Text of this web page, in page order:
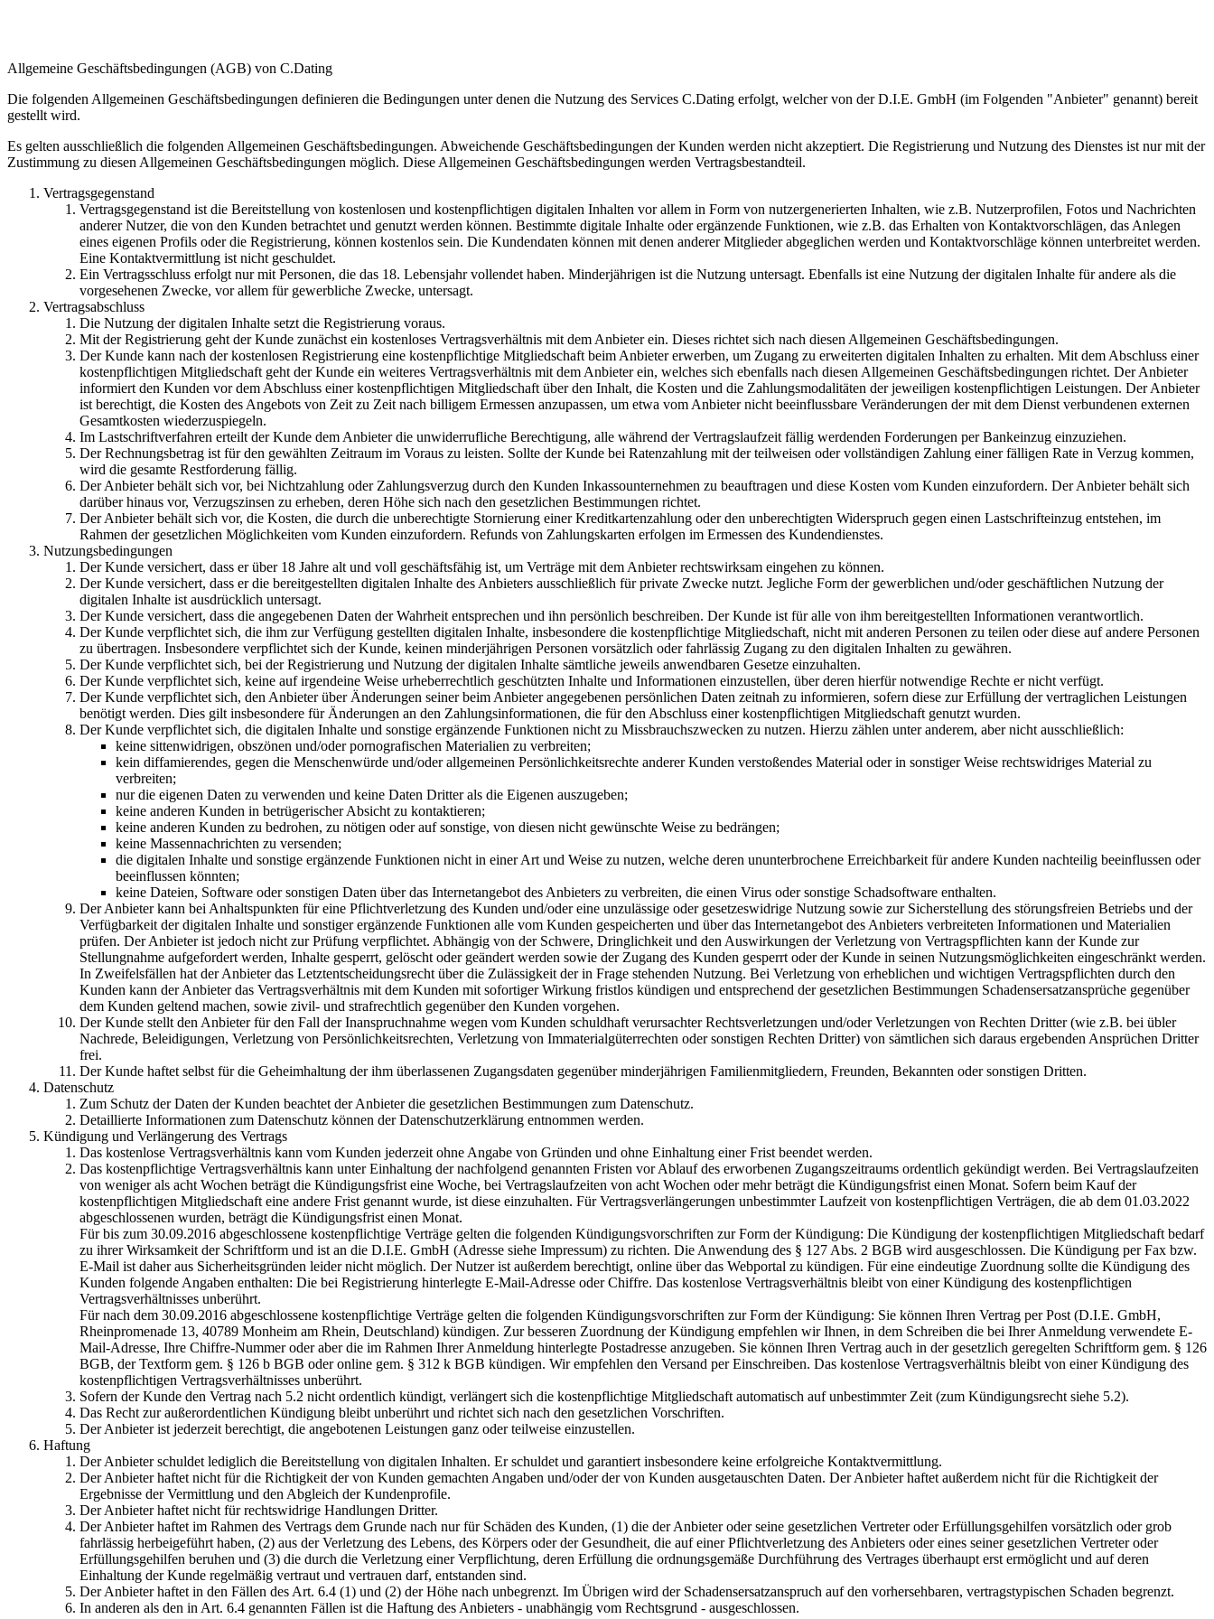
Allgemeine Geschäftsbedingungen (AGB) von C.Dating
Die folgenden Allgemeinen Geschäftsbedingungen definieren die Bedingungen unter denen die Nutzung des Services C.Dating erfolgt, welcher von der D.I.E. GmbH (im Folgenden "Anbieter" genannt) bereit
gestellt wird.
Es gelten ausschließlich die folgenden Allgemeinen Geschäftsbedingungen. Abweichende Geschäftsbedingungen der Kunden werden nicht akzeptiert. Die Registrierung und Nutzung des Dienstes ist nur mit der
Zustimmung zu diesen Allgemeinen Geschäftsbedingungen möglich. Diese Allgemeinen Geschäftsbedingungen werden Vertragsbestandteil.
Vertragsgegenstand
Vertragsgegenstand ist die Bereitstellung von kostenlosen und kostenpflichtigen digitalen Inhalten vor allem in Form von nutzergenerierten Inhalten, wie z.B. Nutzerprofilen, Fotos und Nachrichten
anderer Nutzer, die von den Kunden betrachtet und genutzt werden können. Bestimmte digitale Inhalte oder ergänzende Funktionen, wie z.B. das Erhalten von Kontaktvorschlägen, das Anlegen
eines eigenen Profils oder die Registrierung, können kostenlos sein. Die Kundendaten können mit denen anderer Mitglieder abgeglichen werden und Kontaktvorschläge können unterbreitet werden.
Eine Kontaktvermittlung ist nicht geschuldet.
Ein Vertragsschluss erfolgt nur mit Personen, die das 18. Lebensjahr vollendet haben. Minderjährigen ist die Nutzung untersagt. Ebenfalls ist eine Nutzung der digitalen Inhalte für andere als die
vorgesehenen Zwecke, vor allem für gewerbliche Zwecke, untersagt.
Vertragsabschluss
Die Nutzung der digitalen Inhalte setzt die Registrierung voraus.
Mit der Registrierung geht der Kunde zunächst ein kostenloses Vertragsverhältnis mit dem Anbieter ein. Dieses richtet sich nach diesen Allgemeinen Geschäftsbedingungen.
Der Kunde kann nach der kostenlosen Registrierung eine kostenpflichtige Mitgliedschaft beim Anbieter erwerben, um Zugang zu erweiterten digitalen Inhalten zu erhalten. Mit dem Abschluss einer
kostenpflichtigen Mitgliedschaft geht der Kunde ein weiteres Vertragsverhältnis mit dem Anbieter ein, welches sich ebenfalls nach diesen Allgemeinen Geschäftsbedingungen richtet. Der Anbieter
informiert den Kunden vor dem Abschluss einer kostenpflichtigen Mitgliedschaft über den Inhalt, die Kosten und die Zahlungsmodalitäten der jeweiligen kostenpflichtigen Leistungen. Der Anbieter
ist berechtigt, die Kosten des Angebots von Zeit zu Zeit nach billigem Ermessen anzupassen, um etwa vom Anbieter nicht beeinflussbare Veränderungen der mit dem Dienst verbundenen externen
Gesamtkosten wiederzuspiegeln.
Im Lastschriftverfahren erteilt der Kunde dem Anbieter die unwiderrufliche Berechtigung, alle während der Vertragslaufzeit fällig werdenden Forderungen per Bankeinzug einzuziehen.
Der Rechnungsbetrag ist für den gewählten Zeitraum im Voraus zu leisten. Sollte der Kunde bei Ratenzahlung mit der teilweisen oder vollständigen Zahlung einer fälligen Rate in Verzug kommen,
wird die gesamte Restforderung fällig.
Der Anbieter behält sich vor, bei Nichtzahlung oder Zahlungsverzug durch den Kunden Inkassounternehmen zu beauftragen und diese Kosten vom Kunden einzufordern. Der Anbieter behält sich
darüber hinaus vor, Verzugszinsen zu erheben, deren Höhe sich nach den gesetzlichen Bestimmungen richtet.
Der Anbieter behält sich vor, die Kosten, die durch die unberechtigte Stornierung einer Kreditkartenzahlung oder den unberechtigten Widerspruch gegen einen Lastschrifteinzug entstehen, im
Rahmen der gesetzlichen Möglichkeiten vom Kunden einzufordern. Refunds von Zahlungskarten erfolgen im Ermessen des Kundendienstes.
Nutzungsbedingungen
Der Kunde versichert, dass er über 18 Jahre alt und voll geschäftsfähig ist, um Verträge mit dem Anbieter rechtswirksam eingehen zu können.
Der Kunde versichert, dass er die bereitgestellten digitalen Inhalte des Anbieters ausschließlich für private Zwecke nutzt. Jegliche Form der gewerblichen und/oder geschäftlichen Nutzung der
digitalen Inhalte ist ausdrücklich untersagt.
Der Kunde versichert, dass die angegebenen Daten der Wahrheit entsprechen und ihn persönlich beschreiben. Der Kunde ist für alle von ihm bereitgestellten Informationen verantwortlich.
Der Kunde verpflichtet sich, die ihm zur Verfügung gestellten digitalen Inhalte, insbesondere die kostenpflichtige Mitgliedschaft, nicht mit anderen Personen zu teilen oder diese auf andere Personen
zu übertragen. Insbesondere verpflichtet sich der Kunde, keinen minderjährigen Personen vorsätzlich oder fahrlässig Zugang zu den digitalen Inhalten zu gewähren.
Der Kunde verpflichtet sich, bei der Registrierung und Nutzung der digitalen Inhalte sämtliche jeweils anwendbaren Gesetze einzuhalten.
Der Kunde verpflichtet sich, keine auf irgendeine Weise urheberrechtlich geschützten Inhalte und Informationen einzustellen, über deren hierfür notwendige Rechte er nicht verfügt.
Der Kunde verpflichtet sich, den Anbieter über Änderungen seiner beim Anbieter angegebenen persönlichen Daten zeitnah zu informieren, sofern diese zur Erfüllung der vertraglichen Leistungen
benötigt werden. Dies gilt insbesondere für Änderungen an den Zahlungsinformationen, die für den Abschluss einer kostenpflichtigen Mitgliedschaft genutzt wurden.
Der Kunde verpflichtet sich, die digitalen Inhalte und sonstige ergänzende Funktionen nicht zu Missbrauchszwecken zu nutzen. Hierzu zählen unter anderem, aber nicht ausschließlich:
keine sittenwidrigen, obszönen und/oder pornografischen Materialien zu verbreiten;
kein diffamierendes, gegen die Menschenwürde und/oder allgemeinen Persönlichkeitsrechte anderer Kunden verstoßendes Material oder in sonstiger Weise rechtswidriges Material zu
verbreiten;
nur die eigenen Daten zu verwenden und keine Daten Dritter als die Eigenen auszugeben;
keine anderen Kunden in betrügerischer Absicht zu kontaktieren;
keine anderen Kunden zu bedrohen, zu nötigen oder auf sonstige, von diesen nicht gewünschte Weise zu bedrängen;
keine Massennachrichten zu versenden;
die digitalen Inhalte und sonstige ergänzende Funktionen nicht in einer Art und Weise zu nutzen, welche deren ununterbrochene Erreichbarkeit für andere Kunden nachteilig beeinflussen oder
beeinflussen könnten;
keine Dateien, Software oder sonstigen Daten über das Internetangebot des Anbieters zu verbreiten, die einen Virus oder sonstige Schadsoftware enthalten.
Der Anbieter kann bei Anhaltspunkten für eine Pflichtverletzung des Kunden und/oder eine unzulässige oder gesetzeswidrige Nutzung sowie zur Sicherstellung des störungsfreien Betriebs und der
Verfügbarkeit der digitalen Inhalte und sonstiger ergänzende Funktionen alle vom Kunden gespeicherten und über das Internetangebot des Anbieters verbreiteten Informationen und Materialien
prüfen. Der Anbieter ist jedoch nicht zur Prüfung verpflichtet. Abhängig von der Schwere, Dringlichkeit und den Auswirkungen der Verletzung von Vertragspflichten kann der Kunde zur
Stellungnahme aufgefordert werden, Inhalte gesperrt, gelöscht oder geändert werden sowie der Zugang des Kunden gesperrt oder der Kunde in seinen Nutzungsmöglichkeiten eingeschränkt werden.
In Zweifelsfällen hat der Anbieter das Letztentscheidungsrecht über die Zulässigkeit der in Frage stehenden Nutzung. Bei Verletzung von erheblichen und wichtigen Vertragspflichten durch den
Kunden kann der Anbieter das Vertragsverhältnis mit dem Kunden mit sofortiger Wirkung fristlos kündigen und entsprechend der gesetzlichen Bestimmungen Schadensersatzansprüche gegenüber
dem Kunden geltend machen, sowie zivil- und strafrechtlich gegenüber den Kunden vorgehen.
Der Kunde stellt den Anbieter für den Fall der Inanspruchnahme wegen vom Kunden schuldhaft verursachter Rechtsverletzungen und/oder Verletzungen von Rechten Dritter (wie z.B. bei übler
Nachrede, Beleidigungen, Verletzung von Persönlichkeitsrechten, Verletzung von Immaterialgüterrechten oder sonstigen Rechten Dritter) von sämtlichen sich daraus ergebenden Ansprüchen Dritter
frei.
Der Kunde haftet selbst für die Geheimhaltung der ihm überlassenen Zugangsdaten gegenüber minderjährigen Familienmitgliedern, Freunden, Bekannten oder sonstigen Dritten.
Datenschutz
Zum Schutz der Daten der Kunden beachtet der Anbieter die gesetzlichen Bestimmungen zum Datenschutz.
Detaillierte Informationen zum Datenschutz können der Datenschutzerklärung entnommen werden.
Kündigung und Verlängerung des Vertrags
Das kostenlose Vertragsverhältnis kann vom Kunden jederzeit ohne Angabe von Gründen und ohne Einhaltung einer Frist beendet werden.
Das kostenpflichtige Vertragsverhältnis kann unter Einhaltung der nachfolgend genannten Fristen vor Ablauf des erworbenen Zugangszeitraums ordentlich gekündigt werden. Bei Vertragslaufzeiten
von weniger als acht Wochen beträgt die Kündigungsfrist eine Woche, bei Vertragslaufzeiten von acht Wochen oder mehr beträgt die Kündigungsfrist einen Monat. Sofern beim Kauf der
kostenpflichtigen Mitgliedschaft eine andere Frist genannt wurde, ist diese einzuhalten. Für Vertragsverlängerungen unbestimmter Laufzeit von kostenpflichtigen Verträgen, die ab dem 01.03.2022
abgeschlossenen wurden, beträgt die Kündigungsfrist einen Monat.
Für bis zum 30.09.2016 abgeschlossene kostenpflichtige Verträge gelten die folgenden Kündigungsvorschriften zur Form der Kündigung: Die Kündigung der kostenpflichtigen Mitgliedschaft bedarf
zu ihrer Wirksamkeit der Schriftform und ist an die D.I.E. GmbH (Adresse siehe Impressum) zu richten. Die Anwendung des § 127 Abs. 2 BGB wird ausgeschlossen. Die Kündigung per Fax bzw.
E-Mail ist daher aus Sicherheitsgründen leider nicht möglich. Der Nutzer ist außerdem berechtigt, online über das Webportal zu kündigen. Für eine eindeutige Zuordnung sollte die Kündigung des
Kunden folgende Angaben enthalten: Die bei Registrierung hinterlegte E-Mail-Adresse oder Chiffre. Das kostenlose Vertragsverhältnis bleibt von einer Kündigung des kostenpflichtigen
Vertragsverhältnisses unberührt.
Für nach dem 30.09.2016 abgeschlossene kostenpflichtige Verträge gelten die folgenden Kündigungsvorschriften zur Form der Kündigung: Sie können Ihren Vertrag per Post (D.I.E. GmbH,
Rheinpromenade 13, 40789 Monheim am Rhein, Deutschland) kündigen. Zur besseren Zuordnung der Kündigung empfehlen wir Ihnen, in dem Schreiben die bei Ihrer Anmeldung verwendete E-
Mail-Adresse, Ihre Chiffre-Nummer oder aber die im Rahmen Ihrer Anmeldung hinterlegte Postadresse anzugeben. Sie können Ihren Vertrag auch in der gesetzlich geregelten Schriftform gem. § 126
BGB, der Textform gem. § 126 b BGB oder online gem. § 312 k BGB kündigen. Wir empfehlen den Versand per Einschreiben. Das kostenlose Vertragsverhältnis bleibt von einer Kündigung des
kostenpflichtigen Vertragsverhältnisses unberührt.
Sofern der Kunde den Vertrag nach 5.2 nicht ordentlich kündigt, verlängert sich die kostenpflichtige Mitgliedschaft automatisch auf unbestimmter Zeit (zum Kündigungsrecht siehe 5.2).
Das Recht zur außerordentlichen Kündigung bleibt unberührt und richtet sich nach den gesetzlichen Vorschriften.
Der Anbieter ist jederzeit berechtigt, die angebotenen Leistungen ganz oder teilweise einzustellen.
Haftung
Der Anbieter schuldet lediglich die Bereitstellung von digitalen Inhalten. Er schuldet und garantiert insbesondere keine erfolgreiche Kontaktvermittlung.
Der Anbieter haftet nicht für die Richtigkeit der von Kunden gemachten Angaben und/oder der von Kunden ausgetauschten Daten. Der Anbieter haftet außerdem nicht für die Richtigkeit der
Ergebnisse der Vermittlung und den Abgleich der Kundenprofile.
Der Anbieter haftet nicht für rechtswidrige Handlungen Dritter.
Der Anbieter haftet im Rahmen des Vertrags dem Grunde nach nur für Schäden des Kunden, (1) die der Anbieter oder seine gesetzlichen Vertreter oder Erfüllungsgehilfen vorsätzlich oder grob
fahrlässig herbeigeführt haben, (2) aus der Verletzung des Lebens, des Körpers oder der Gesundheit, die auf einer Pflichtverletzung des Anbieters oder eines seiner gesetzlichen Vertreter oder
Erfüllungsgehilfen beruhen und (3) die durch die Verletzung einer Verpflichtung, deren Erfüllung die ordnungsgemäße Durchführung des Vertrages überhaupt erst ermöglicht und auf deren
Einhaltung der Kunde regelmäßig vertraut und vertrauen darf, entstanden sind.
Der Anbieter haftet in den Fällen des Art. 6.4 (1) und (2) der Höhe nach unbegrenzt. Im Übrigen wird der Schadensersatzanspruch auf den vorhersehbaren, vertragstypischen Schaden begrenzt.
In anderen als den in Art. 6.4 genannten Fällen ist die Haftung des Anbieters - unabhängig vom Rechtsgrund - ausgeschlossen.